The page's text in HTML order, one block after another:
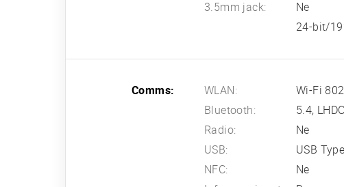
3.5mm jack:
Ne
24-bit/
Comms: WLAN:
Wi-Fi
Bluetooth:
5.4,
Radio:
Ne
USB:
USB
NFC:
Ne